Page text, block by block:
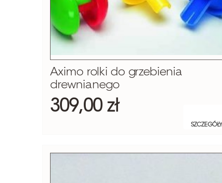
Aximo rolki do grzebienia
drewnianego
309,00 zł
SZCZEGÓŁY